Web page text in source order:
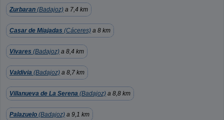
Zurbaran (Badajoz) a 7,4 km
Casar de Miajadas (Cáceres) a 8 km
Vivares (Badajoz) a 8,4 km
Valdivia (Badajoz) a 8,7 km
Villanueva de La Serena (Badajoz) a 8,8 km
Palazuelo (Badajoz) a 9,1 km